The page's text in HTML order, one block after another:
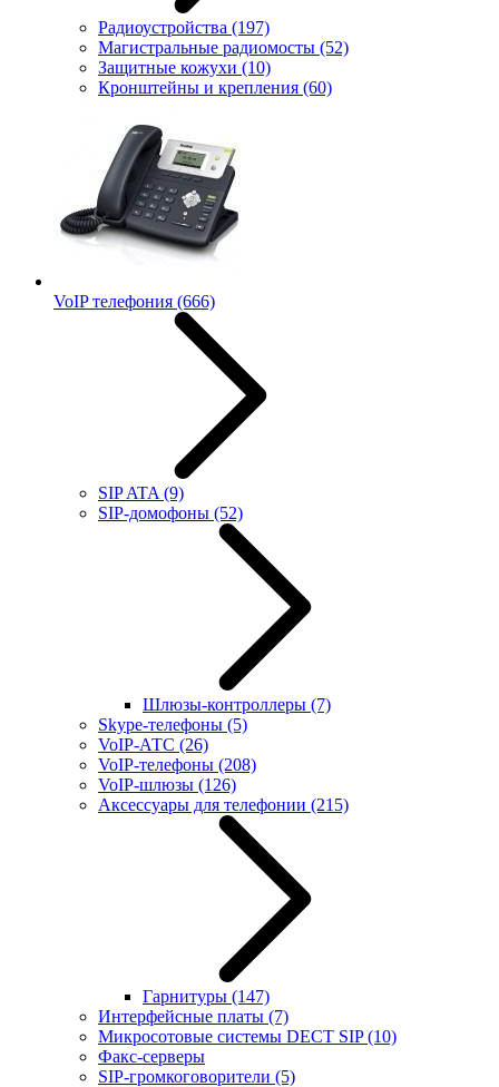
Радиоустройства (197)
Магистральные радиомосты (52)
Защитные кожухи (10)
Кронштейны и крепления (60)
VoIP телефония (666)
SIP ATA (9)
SIP-домофоны (52)
Шлюзы-контроллеры (7)
Skype-телефоны (5)
VoIP-АТС (26)
VoIP-телефоны (208)
VoIP-шлюзы (126)
Аксессуары для телефонии (215)
Гарнитуры (147)
Интерфейсные платы (7)
Микросотовые системы DECT SIP(10)
Факс-серверы
SIP-громкоговорители (5)